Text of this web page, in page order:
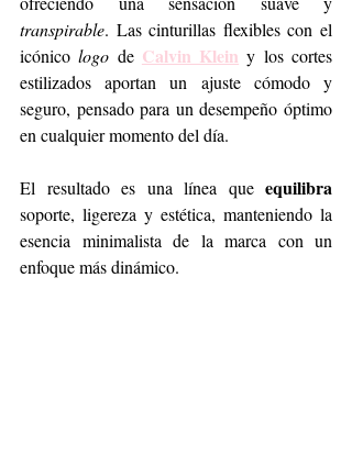
transpirable. Las cinturillas flexibles con el
icónico logo de Calvin Klein y los cortes
estilizados aportan un ajuste cómodo y
seguro, pensado para un desempeño óptimo
en cualquier momento del día.
El resultado es una línea que equilibra
soporte, ligereza y estética, manteniendo la
esencia minimalista de la marca con un
enfoque más dinámico.